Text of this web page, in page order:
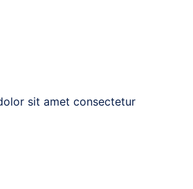
sit amet consectetur